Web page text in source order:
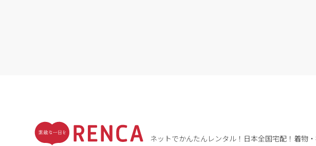
ネットでかんたんレンタル！日本全国宅配！ 着物